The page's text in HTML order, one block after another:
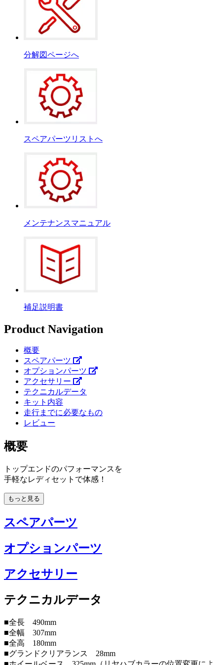
分解図ページへ
スペアパーツリストへ
メンテナンスマニュアル
補足説明書
Product Navigation
概要
スペアパーツ
オプションパーツ
アクセサリー
テクニカルデータ
キット内容
走行までに必要なもの
レビュー
概要
トップエンドのパフォーマンスを
手軽なレディセットで体感！
もっと見る
スペアパーツ
オプションパーツ
アクセサリー
テクニカルデータ
■全長 490mm
■全幅 307mm
■全高 180mm
■グランドクリアランス 28mm